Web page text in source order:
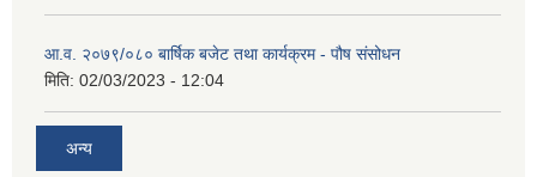
आ.व. २०७९/०८० बार्षिक बजेट तथा कार्यक्रम - पौष संसोधन
मिति: 02/03/2023 - 12:04
अन्य